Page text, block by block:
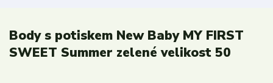
Body s potiskem New Baby MY FIRST
SWEET Summer zelené velikost 50